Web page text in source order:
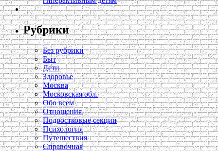
Рубрики
Без рубрики
Быт
Дети
Здоровье
Москва
Московская обл.
Обо всем
Отношения
Подростковые секции
Психология
Путешествия
Справочная